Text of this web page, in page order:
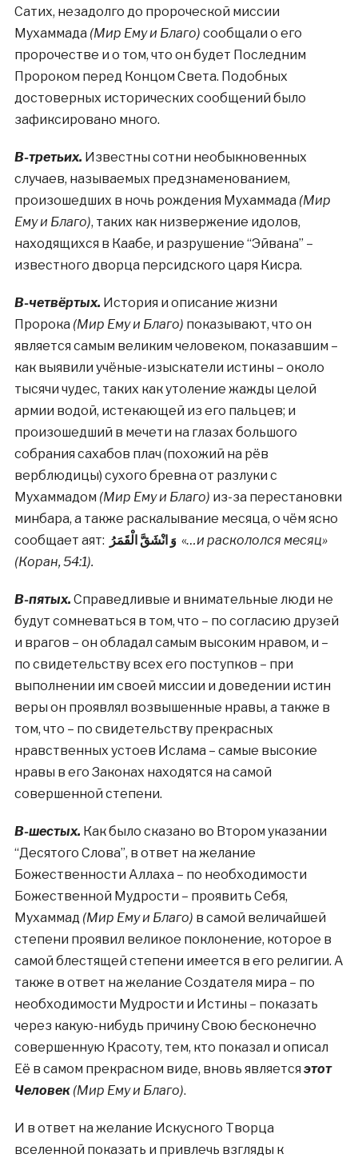
Сатих, незадолго до пророческой миссии
Мухаммада (Мир Ему и Благо) сообщали о его
пророчестве и о том, что он будет Последним
Пророком перед Концом Света. Подобных
достоверных исторических сообщений было
зафиксировано много.
В-третьих. Известны сотни необыкновенных
случаев, называемых предзнаменованием,
произошедших в ночь рождения Мухаммада (Мир
Ему и Благо), таких как низвержение идолов,
находящихся в Каабе, и разрушение “Эйвана” –
известного дворца персидского царя Кисра.
В-четвёртых. История и описание жизни
Пророка (Мир Ему и Благо) показывают, что он
является самым великим человеком, показавшим –
как выявили учёные-изыскатели истины – около
тысячи чудес, таких как утоление жажды целой
армии водой, истекающей из его пальцев; и
произошедший в мечети на глазах большого
собрания сахабов плач (похожий на рёв
верблюдицы) сухого бревна от разлуки с
Мухаммадом (Мир Ему и Благо) из-за перестановки
минбара, а также раскалывание месяца, о чём ясно
сообщает аят:
وَ انْشَقَّ الْقَمَرُ «…и раскололся месяц»
(Коран, 54:1).
В-пятых. Справедливые и внимательные люди не
будут сомневаться в том, что – по согласию друзей
и врагов – он обладал самым высоким нравом, и –
по свидетельству всех его поступков – при
выполнении им своей миссии и доведении истин
веры он проявлял возвышенные нравы, а также в
том, что – по свидетельству прекрасных
нравственных устоев Ислама – самые высокие
нравы в его Законах находятся на самой
совершенной степени.
В-шестых. Как было сказано во Втором указании
“Десятого Слова”, в ответ на желание
Божественности Аллаха – по необходимости
Божественной Мудрости – проявить Себя,
Мухаммад (Мир Ему и Благо) в самой величайшей
степени проявил великое поклонение, которое в
самой блестящей степени имеется в его религии. А
также в ответ на желание Создателя мира – по
необходимости Мудрости и Истины – показать
через какую-нибудь причину Свою бесконечно
совершенную Красоту, тем, кто показал и описал
Её в самом прекрасном виде, вновь является этот
Человек (Мир Ему и Благо).
И в ответ на желание Искусного Творца
вселенной показать и привлечь взгляды к